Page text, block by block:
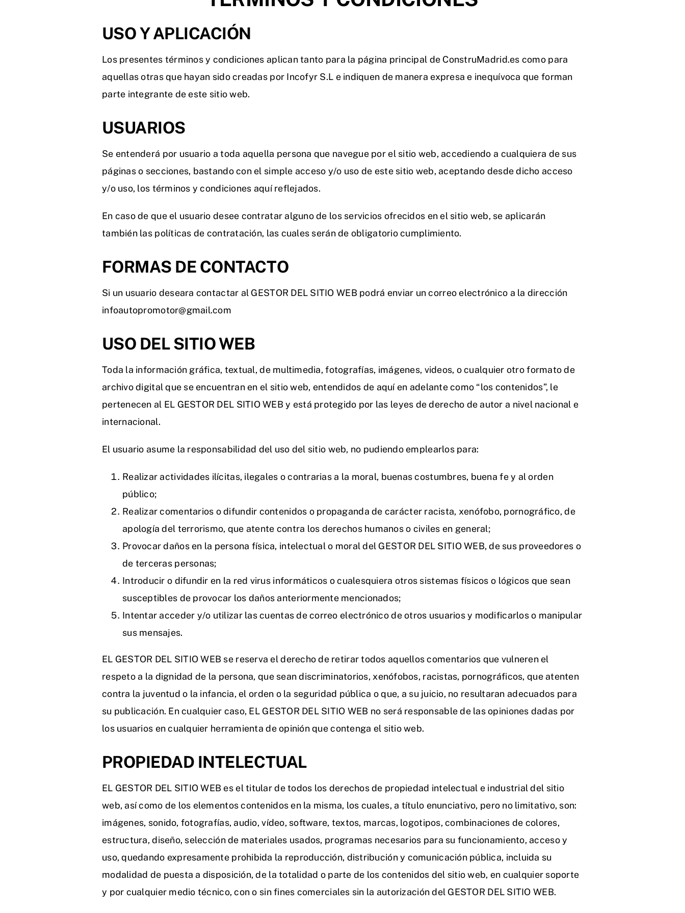
USO Y APLICACIÓN
Los presentes términos y condiciones aplican tanto para la página principal de ConstruMadrid.es como para
aquellas otras que hayan sido creadas por Incofyr S.L e indiquen de manera expresa e inequívoca que forman
parte integrante de este sitio web.
USUARIOS
Se entenderá por usuario a toda aquella persona que navegue por el sitio web, accediendo a cualquiera de sus
páginas o secciones, bastando con el simple acceso y/o uso de este sitio web, aceptando desde dicho acceso
y/o uso, los términos y condiciones aquí reflejados.
En caso de que el usuario desee contratar alguno de los servicios ofrecidos en el sitio web, se aplicarán
también las políticas de contratación, las cuales serán de obligatorio cumplimiento.
FORMAS DE CONTACTO
Si un usuario deseara contactar al GESTOR DEL SITIO WEB podrá enviar un correo electrónico a la dirección
infoautopromotor@gmail.com
USO DEL SITIO WEB
Toda la información gráfica, textual, de multimedia, fotografías, imágenes, videos, o cualquier otro formato de
archivo digital que se encuentran en el sitio web, entendidos de aquí en adelante como “los contenidos”, le
pertenecen al EL GESTOR DEL SITIO WEB y está protegido por las leyes de derecho de autor a nivel nacional e
internacional.
El usuario asume la responsabilidad del uso del sitio web, no pudiendo emplearlos para:
Realizar actividades ilícitas, ilegales o contrarias a la moral, buenas costumbres, buena fe y al orden
público;
Realizar comentarios o difundir contenidos o propaganda de carácter racista, xenófobo, pornográfico, de
apología del terrorismo, que atente contra los derechos humanos o civiles en general;
Provocar daños en la persona física, intelectual o moral del GESTOR DEL SITIO WEB, de sus proveedores o
de terceras personas;
Introducir o difundir en la red virus informáticos o cualesquiera otros sistemas físicos o lógicos que sean
susceptibles de provocar los daños anteriormente mencionados;
Intentar acceder y/o utilizar las cuentas de correo electrónico de otros usuarios y modificarlos o manipular
sus mensajes.
EL GESTOR DEL SITIO WEB se reserva el derecho de retirar todos aquellos comentarios que vulneren el
respeto a la dignidad de la persona, que sean discriminatorios, xenófobos, racistas, pornográficos, que atenten
contra la juventud o la infancia, el orden o la seguridad pública o que, a su juicio, no resultaran adecuados para
su publicación. En cualquier caso, EL GESTOR DEL SITIO WEB no será responsable de las opiniones dadas por
los usuarios en cualquier herramienta de opinión que contenga el sitio web.
PROPIEDAD INTELECTUAL
EL GESTOR DEL SITIO WEB es el titular de todos los derechos de propiedad intelectual e industrial del sitio
web, así como de los elementos contenidos en la misma, los cuales, a título enunciativo, pero no limitativo, son:
imágenes, sonido, fotografías, audio, vídeo, software, textos, marcas, logotipos, combinaciones de colores,
estructura, diseño, selección de materiales usados, programas necesarios para su funcionamiento, acceso y
uso, quedando expresamente prohibida la reproducción, distribución y comunicación pública, incluida su
modalidad de puesta a disposición, de la totalidad o parte de los contenidos del sitio web, en cualquier soporte
y por cualquier medio técnico, con o sin fines comerciales sin la autorización del GESTOR DEL SITIO WEB.